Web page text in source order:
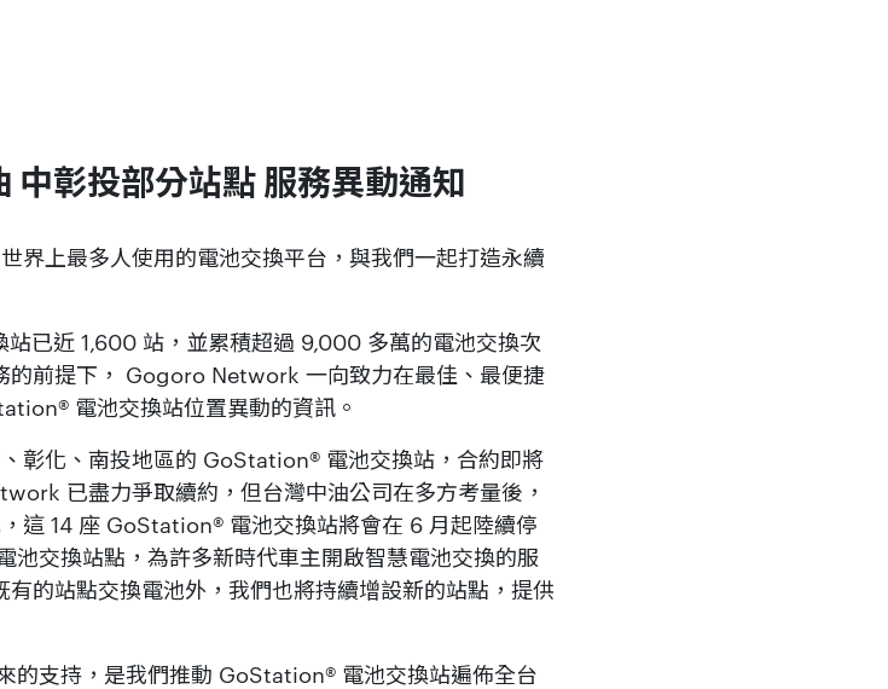
中彰投部分站點 服務異動通知
上最多人使用的電池交換平台，與我們一起打造永續
已近 1,600 站，並累積超過 9,000 多萬的電池交換次
的前提下， Gogoro Network 一向致力在最佳、最便捷
電池交換站位置異動的資訊。
彰化、南投地區的 GoStation® 電池交換站，合約即將
已盡力爭取續約，但台灣中油公司在多方考量後，
這 14 座 GoStation® 電池交換站將會在 6 月起陸續停
池交換站點，為許多新時代車主開啟智慧電池交換的服
的站點交換電池外，我們也將持續增設新的站點，提供
支持，是我們推動 GoStation® 電池交換站遍佈全台